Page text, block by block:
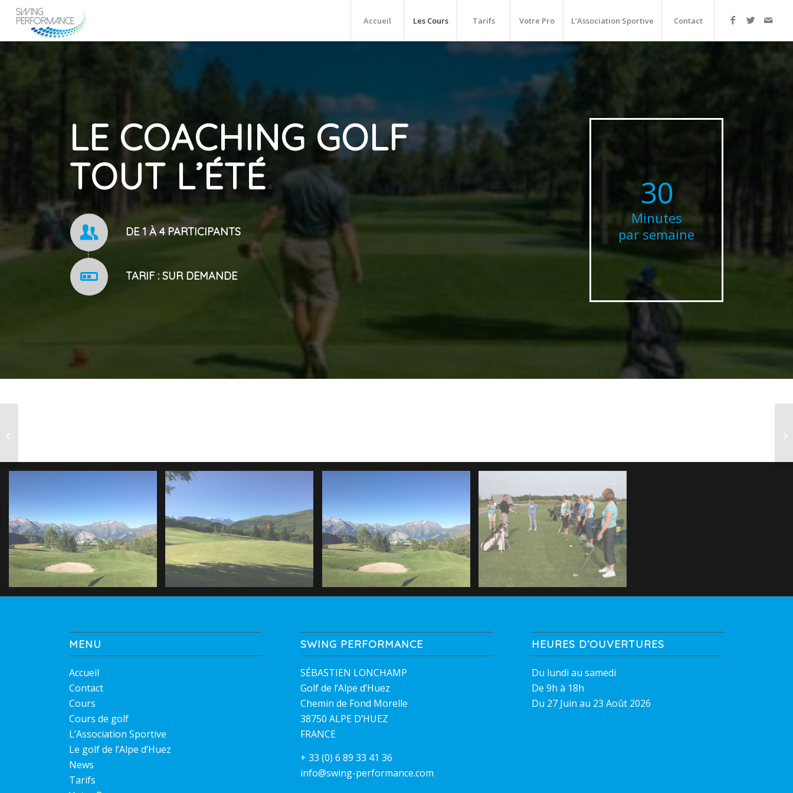
Accueil Les Cours Tarifs Votre Pro L’Association Sportive Contact
LE COACHING GOLF
TOUT L’ÉTÉ.
DE 1 À 4 PARTICIPANTS
TARIF : SUR DEMANDE
30
Minutes
par semaine
MENU
Accueil
Contact
Cours
Cours de golf
L’Association Sportive
Le golf de l’Alpe d’Huez
News
Tarifs
SWING PERFORMANCE
SÉBASTIEN LONCHAMP
Golf de l’Alpe d’Huez
Chemin de Fond Morelle
38750 ALPE D’HUEZ
FRANCE
+ 33 (0) 6 89 33 41 36
info@swing-performance.com
HEURES D’OUVERTURES
Du lundi au samedi
De 9h à 18h
Du 27 Juin au 23 Août 2026